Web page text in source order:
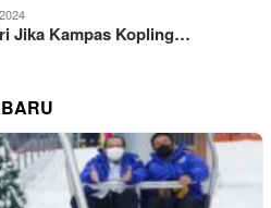
Jika Kampas Kopling…